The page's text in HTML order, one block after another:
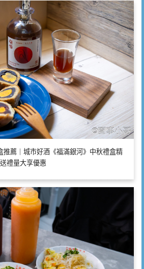
推薦｜城市好酒《福滿銀河》中秋禮盒精
禮量大享優惠